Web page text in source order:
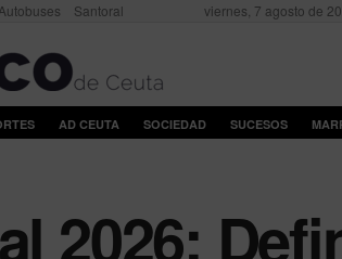
Autobuses Santoral viernes, 7 agosto de
AD CEUTA SOCIEDAD SUCESOS
2026: